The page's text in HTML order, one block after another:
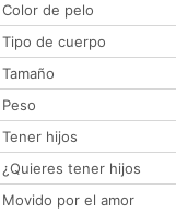
Color de pelo
Tipo de cuerpo
Tamaño
Peso
Tener hijos
¿Quieres tener hijos
Movido por el amor